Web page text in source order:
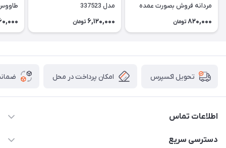
مردانه فروش بصورت عمده
3عدد هست فروش بصورت
820,000 تومان
مدل 337523
6,120,000 تومان
تحویل اکسپرس امکان پرداخت در محل
اطلاعات تماس
09124780957
دسترسی سریع